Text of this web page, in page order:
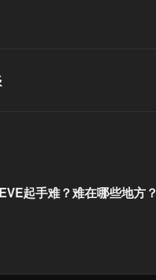
起手难？难在哪些地方？